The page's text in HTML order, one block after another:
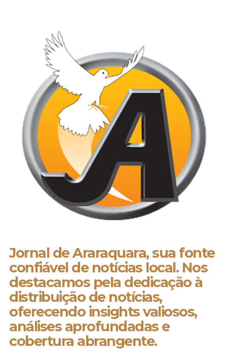
Jornal de Araraquara, sua fonte
confiável de notícias local. Nos
destacamos pela dedicação à
distribuição de notícias,
oferecendo insights valiosos,
análises aprofundadas e
cobertura abrangente.